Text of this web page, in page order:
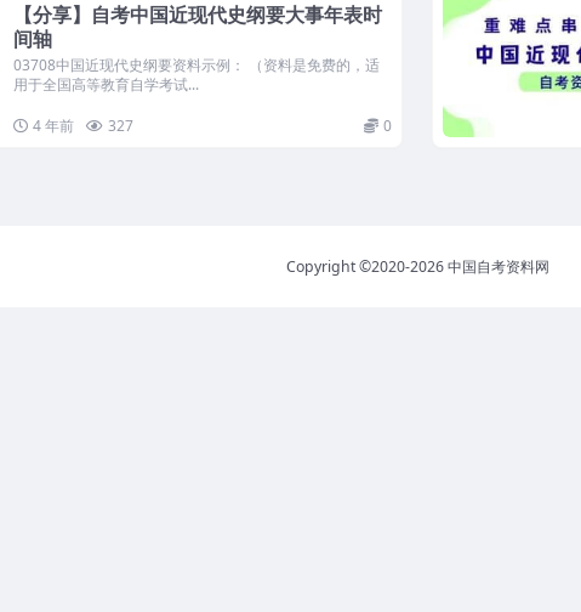
【分享】自考中国近现代史纲要大事年表时
间轴
03708中国近现代史纲要资料示例： （资料是免费的，适
用于全国高等教育自学考试...
4 年前
327 0
Copyright ©2020-2026中国自考资料网